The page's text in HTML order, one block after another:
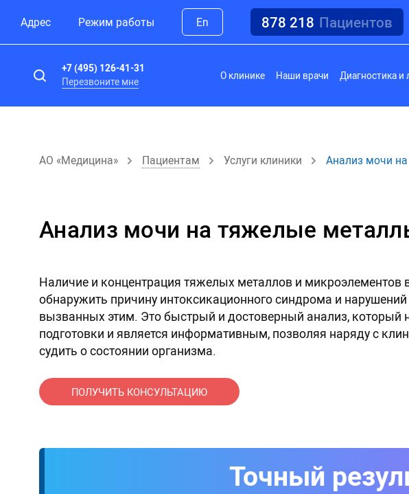
Адрес Режим работы En 878 218 Пациентов
+7 (495) 126-41-31
Перезвоните мне
О клинике Наши врачи Диагностика и
АО «Медицина» Пациентам Услуги клиники Анализ мочи
Анализ мочи на тяжелые
Наличие и концентрация тяжелых металлов и микроэлементов
обнаружить причину интоксикационного синдрома и
вызванных этим. Это быстрый и достоверный анализ, который
подготовки и является информативным, позволяя наряду с
судить о состоянии организма.
ПОЛУЧИТЬ КОНСУЛЬТАЦИЮ
Точный